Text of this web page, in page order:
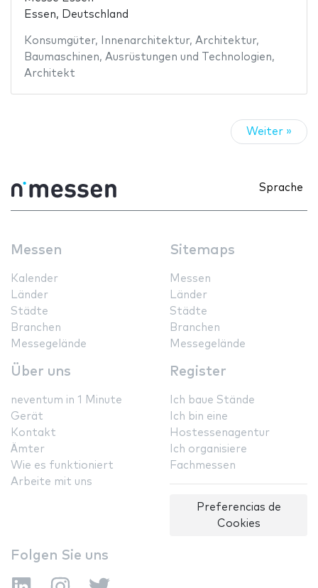
Essen, Deutschland
Konsumgüter, Innenarchitektur, Architektur,
Baumaschinen, Ausrüstungen und Technologien,
Architekt
Weiter »
Sprache
Messen
Kalender
Länder
Städte
Branchen
Messegelände
Sitemaps
Messen
Länder
Städte
Branchen
Messegelände
Über uns
neventum in 1 Minute
Gerät
Kontakt
Ämter
Wie es funktioniert
Arbeite mit uns
Register
Ich baue Stände
Ich bin eine
Hostessenagentur
Ich organisiere
Fachmessen
Preferencias de
Cookies
Folgen Sie uns